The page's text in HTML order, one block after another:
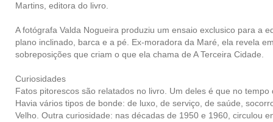
Martins, editora do livro.
A fotógrafa Valda Nogueira produziu um ensaio exclusico para a
plano inclinado, barca e a pé. Ex-moradora da Maré, ela revela
sobreposições que criam o que ela chama de A Terceira Cidade.
Curiosidades
Fatos pitorescos são relatados no livro. Um deles é que no
Havia vários tipos de bonde: de luxo, de serviço, de saúde,
Velho. Outra curiosidade: nas décadas de 1950 e 1960, circulou